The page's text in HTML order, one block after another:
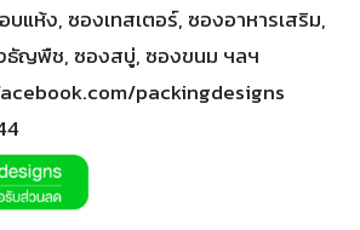
แห้ง, ซองเทสเตอร์, ซองอาหารเสริม,
ธัญพืช, ซองสบู่, ซองขนม ฯลฯ
packingdesigns